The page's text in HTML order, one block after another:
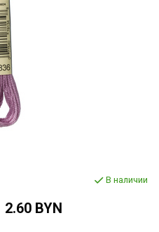
В наличии
2.60 BYN